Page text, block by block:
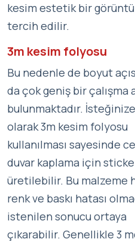
kesim estetik bir
tercih edilir.
3m kesim folyosu
Bu nedenle de boyut
da çok geniş bir çalışma
bulunmaktadır.
olarak 3m kesim folyosu
kullanılması sayesinde
duvar kaplama için
üretilebilir. Bu malzeme
renk ve baskı hatası
istenilen sonucu ortaya
çıkarabilir. Genellikle 3